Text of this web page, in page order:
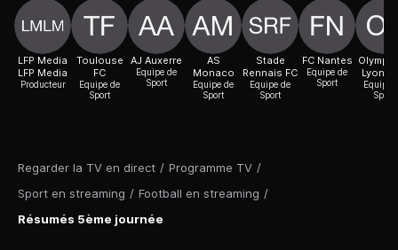
Regarder la TV en direct / Programme TV /
Sport en streaming / Football en streaming /
Résumés 5ème journée
LFP Media
LFP Media
Producteur
Toulouse
FC
Equipe de
Sport
AJ Auxerre
Equipe de
Sport
AS
Monaco
Equipe de
Sport
Stade
Rennais FC
Equipe de
Sport
FC Nantes
Equipe de
Sport
Equipe
Sport